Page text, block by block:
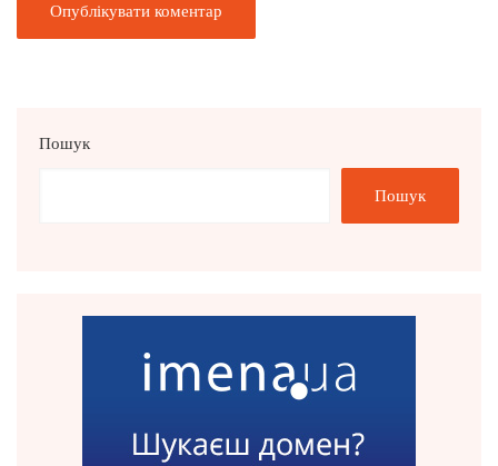
Пошук
Пошук